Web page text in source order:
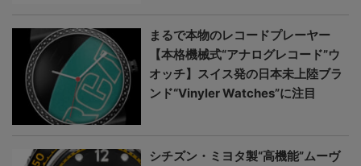
まるで本物のレコードプレーヤー
【本格機械式“アナログレコード”ウ
オッチ】スイス発の日本未上陸ブラ
ンド“Vinyler Watches”に注目
シチズン・ミヨタ製“高機能”ムーヴ